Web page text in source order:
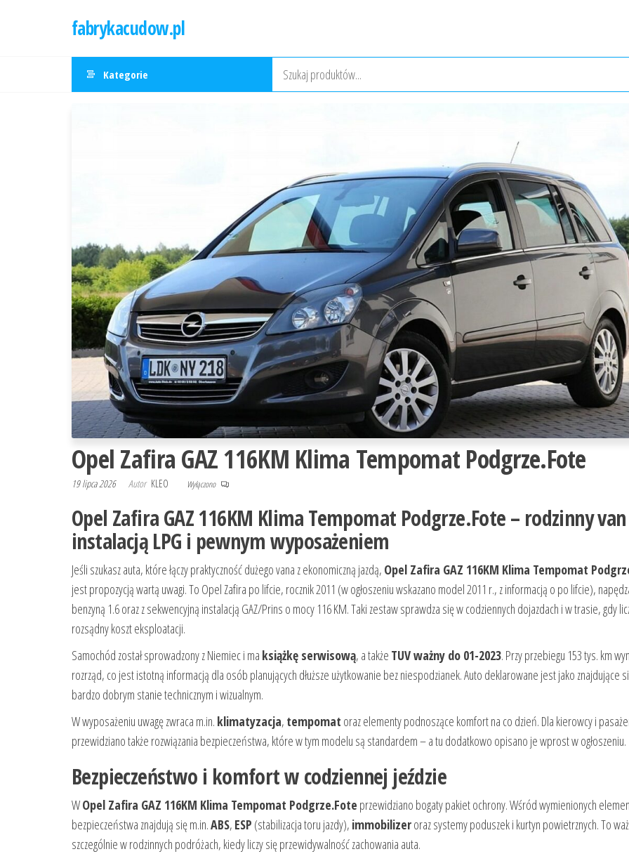
fabrykacudow.pl
Kategorie
Opel Zafira GAZ 116KM Klima Tempomat Podgrze.Fote
19 lipca 2026 Autor KLEO Wyłączono
Opel Zafira GAZ 116KM Klima Tempomat Podgrze.Fote – rodzinny
instalacją LPG i pewnym wyposażeniem
Jeśli szukasz auta, które łączy praktyczność dużego vana z ekonomiczną jazdą, Opel Zafira GAZ 116KM Klima Tempomat
jest propozycją wartą uwagi. To Opel Zafira po lifcie, rocznik 2011 (w ogłoszeniu wskazano model 2011 r., z informacją o po lifcie),
benzyną 1.6 oraz z sekwencyjną instalacją GAZ/Prins o mocy 116 KM. Taki zestaw sprawdza się w codziennych dojazdach i w trasie, gdy
rozsądny koszt eksploatacji.
Samochód został sprowadzony z Niemiec i ma książkę serwisową, a także TUV ważny do 01-2023. Przy przebiegu 153 tys. km
rozrząd, co jest istotną informacją dla osób planujących dłuższe użytkowanie bez niespodzianek. Auto deklarowane jest jako znajdujące
bardzo dobrym stanie technicznym i wizualnym.
W wyposażeniu uwagę zwraca m.in. klimatyzacja, tempomat oraz elementy podnoszące komfort na co dzień. Dla kierowcy i
przewidziano także rozwiązania bezpieczeństwa, które w tym modelu są standardem – a tu dodatkowo opisano je wprost w ogłoszeniu.
Bezpieczeństwo i komfort w codziennej jeździe
WOpel Zafira GAZ 116KM Klima Tempomat Podgrze.Fote przewidziano bogaty pakiet ochrony. Wśród wymienionych
bezpieczeństwa znajdują się m.in.ABS, ESP (stabilizacja toru jazdy), immobilizeroraz systemy poduszek i kurtyn powietrznych. To
szczególnie w rodzinnych podróżach, kiedy liczy się przewidywalność zachowania auta.